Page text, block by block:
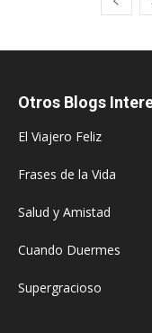
Otros Blogs
El Viajero Feliz
Frases de la Vida
Salud y Amistad
Cuando Duermes
Supergracioso